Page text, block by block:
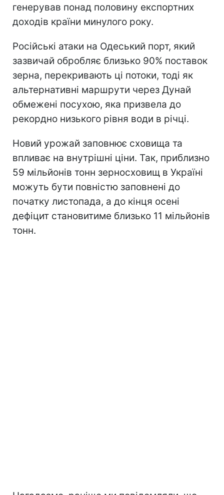
генерував понад половину експортних
доходів країни минулого року.
Російські атаки на Одеський порт, який
зазвичай обробляє близько 90% поставок
зерна, перекривають ці потоки, тоді як
альтернативні маршрути через Дунай
обмежені посухою, яка призвела до
рекордно низького рівня води в річці.
Новий урожай заповнює сховища та
впливає на внутрішні ціни. Так, приблизно
59 мільйонів тонн зерносховищ в Україні
можуть бути повністю заповнені до
початку листопада, а до кінця осені
дефіцит становитиме близько 11 мільйонів
тонн.